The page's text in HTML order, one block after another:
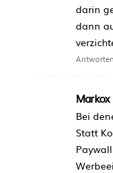
darin
dann
Antworten
Markox
Bei
Statt